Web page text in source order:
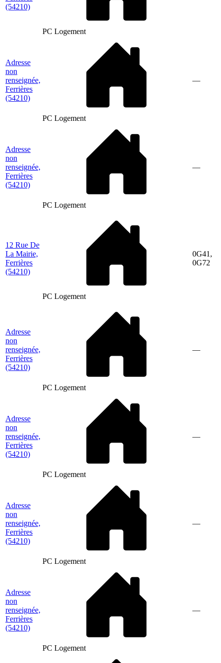
(54210)
PC Logement
Adresse
non
renseignée,
Ferrières
(54210)
PC Logement
—
Adresse
non
renseignée,
Ferrières
(54210)
PC Logement
—
12 Rue De
La Mairie,
Ferrières
(54210)
PC Logement
0G41,
0G72
Adresse
non
renseignée,
Ferrières
(54210)
PC Logement
—
Adresse
non
renseignée,
Ferrières
(54210)
PC Logement
—
Adresse
non
renseignée,
Ferrières
(54210)
PC Logement
—
Adresse
non
renseignée,
Ferrières
(54210)
PC Logement
—